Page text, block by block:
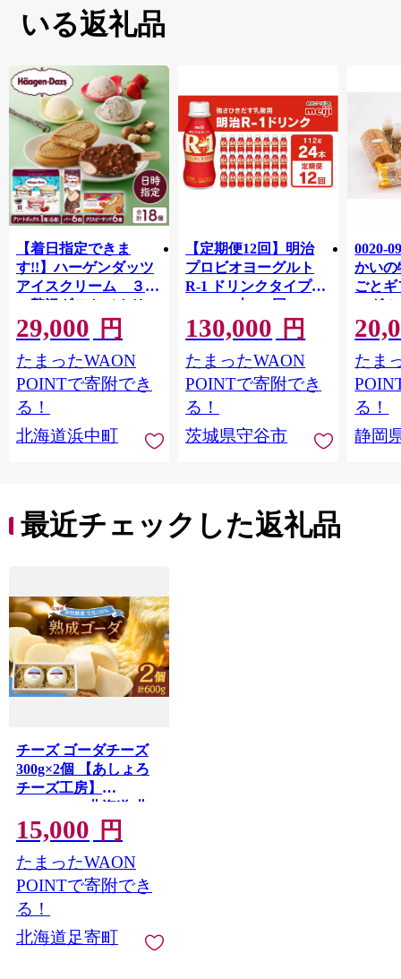
いる返礼品
【着日指定できま
す!!】ハーゲンダッツ
アイスクリーム ３種
の贅沢ギフト（クリス
ピー・バー・アソート
ボックス）_H0016-123
29,000 円
たまったWAON
POINTで寄附でき
る！
北海道浜中町
【定期便12回】明治
プロビオヨーグルト
R-1 ドリンクタイプ
112g×24本×12回 ヨー
グルトドリンク◇
130,000 円
たまったWAON
POINTで寄附でき
る！
茨城県守谷市
0020-
かいの
ごと
ーグ
キ メ
ン チ
たま
る！
静岡
最近チェックした返礼品
チーズ ゴーダチーズ
300g×2個 【あしょろ
チーズ工房】
[BEAU001]北海道 北
海道産 十勝チーズ セ
ミハードチーズ ゴー
ダ 乳製品 生乳 加工品
おつまみ もちもち 冷
蔵 十勝 あしょろ
15000 15000円
15,000 円
たまったWAON
POINTで寄附でき
る！
北海道足寄町